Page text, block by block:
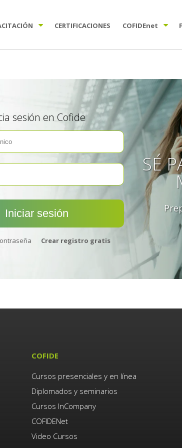
CERTIFICACIONES COFIDEnet
sesión en Cofide
Crear registro gratis
SÉ
COFIDE
Cursos presenciales y en línea
Diplomados y seminarios
Cursos InCompany
COFIDENet
Video Cursos